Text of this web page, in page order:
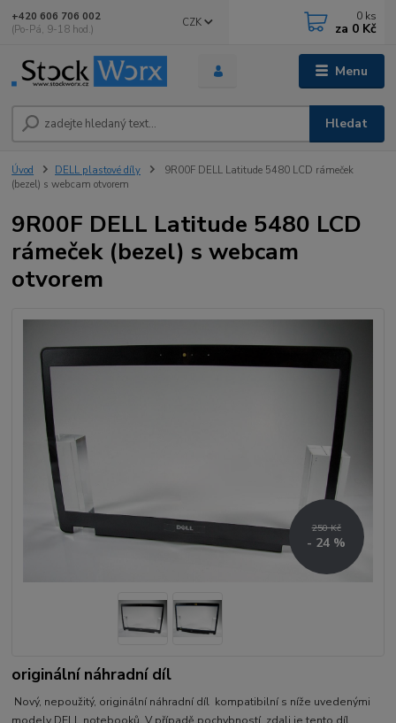
Menu
CZK
Hledat
+420 606 706 002
(Po-Pá, 9-18 hod.)
0 ks
za 0 Kč
Úvod DELL plastové díly
9R00F DELL Latitude 5480 LCD rámeček
(bezel) s webcam otvorem
9R00F DELL Latitude 5480 LCD
rámeček (bezel) s webcam
otvorem
250 Kč
- 24 %
originální náhradní díl
Nový, nepoužitý, originální náhradní díl kompatibilní s níže uvedenými